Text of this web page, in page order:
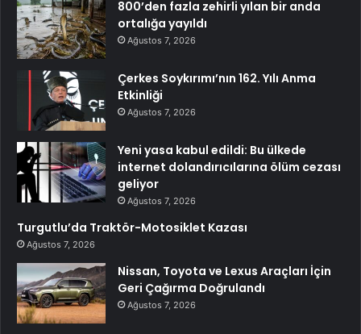
800’den fazla zehirli yılan bir anda
ortalığa yayıldı
Ağustos 7, 2026
Çerkes Soykırımı’nın 162. Yılı Anma
Etkinliği
Ağustos 7, 2026
Yeni yasa kabul edildi: Bu ülkede
internet dolandırıcılarına ölüm cezası
geliyor
Ağustos 7, 2026
Turgutlu’da Traktör-Motosiklet Kazası
Ağustos 7, 2026
Nissan, Toyota ve Lexus Araçları İçin
Geri Çağırma Doğrulandı
Ağustos 7, 2026